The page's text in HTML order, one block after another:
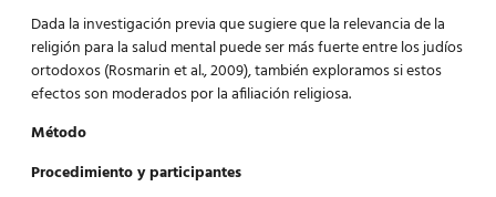
Dada la investigación previa que sugiere que la relevancia de la
religión para la salud mental puede ser más fuerte entre los judíos
ortodoxos (Rosmarin et al., 2009), también exploramos si estos
efectos son moderados por la afiliación religiosa.
Método
Procedimiento y participantes